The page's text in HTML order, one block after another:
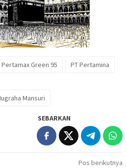
Pertamax Green 95
PT Pertamina
Mansuri
SEBARKAN
Pos berikutnya